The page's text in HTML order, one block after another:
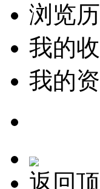
浏览
我的
我的
返回